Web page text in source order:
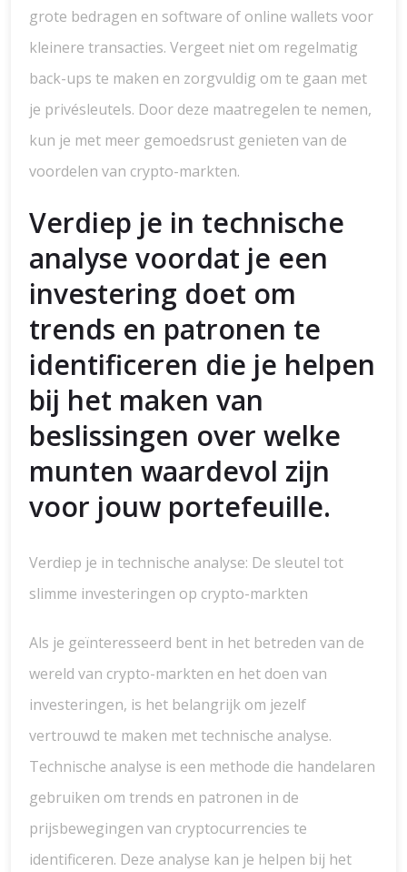
grote bedragen en software of online wallets voor
kleinere transacties. Vergeet niet om regelmatig
back-ups te maken en zorgvuldig om te gaan met
je privésleutels. Door deze maatregelen te nemen,
kun je met meer gemoedsrust genieten van de
voordelen van crypto-markten.
Verdiep je in technische
analyse voordat je een
investering doet om
trends en patronen te
identificeren die je helpen
bij het maken van
beslissingen over welke
munten waardevol zijn
voor jouw portefeuille.
Verdiep je in technische analyse: De sleutel tot
slimme investeringen op crypto-markten
Als je geïnteresseerd bent in het betreden van de
wereld van crypto-markten en het doen van
investeringen, is het belangrijk om jezelf
vertrouwd te maken met technische analyse.
Technische analyse is een methode die handelaren
gebruiken om trends en patronen in de
prijsbewegingen van cryptocurrencies te
identificeren. Deze analyse kan je helpen bij het